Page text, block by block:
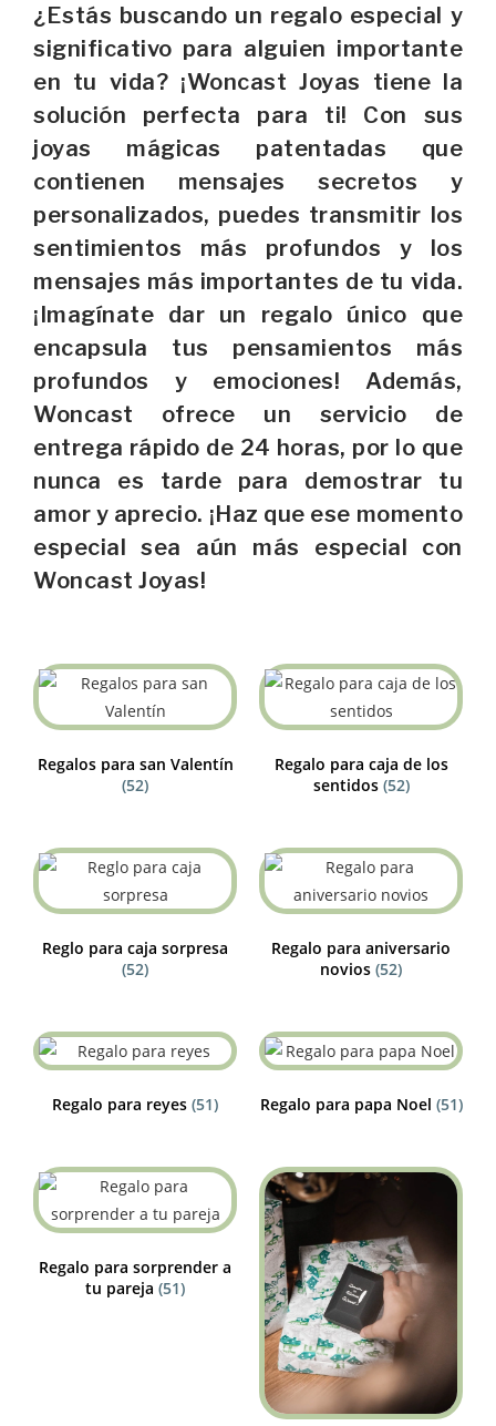
¿Estás buscando un regalo especial y
significativo para alguien importante
en tu vida? ¡Woncast Joyas tiene la
solución perfecta para ti! Con sus
joyas mágicas patentadas que
contienen mensajes secretos y
personalizados, puedes transmitir los
sentimientos más profundos y los
mensajes más importantes de tu vida.
¡Imagínate dar un regalo único que
encapsula tus pensamientos más
profundos y emociones! Además,
Woncast ofrece un servicio de
entrega rápido de 24 horas, por lo que
nunca es tarde para demostrar tu
amor y aprecio. ¡Haz que ese momento
especial sea aún más especial con
Woncast Joyas!
Regalos para san Valentín
(52)
Regalo para caja de los
sentidos (52)
Reglo para caja sorpresa
(52)
Regalo para aniversario
novios (52)
Regalo para reyes (51) Regalo para papa Noel (51)
Regalo para sorprender a
tu pareja (51)